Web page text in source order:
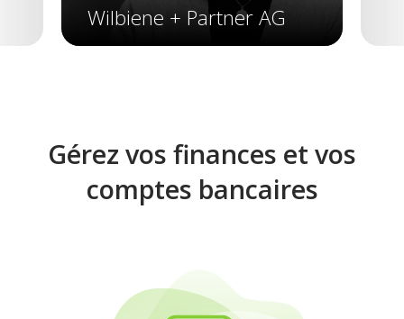
Wilbiene + Partner AG
Gérez vos finances et vos
comptes bancaires